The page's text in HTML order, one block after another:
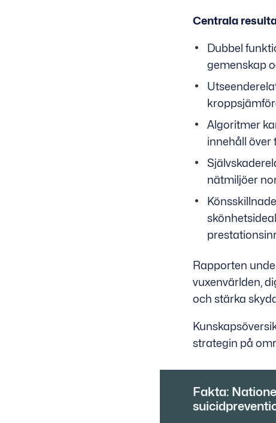
Centrala
Dubbel
gemenskap
Algoritmer
innehåll över
nätmiljöer
Rapporten
vuxenvärlden,
och stärka
strategin på
Fakta: